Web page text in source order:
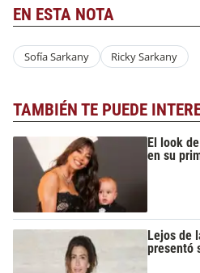
EN ESTA NOTA
Sofía Sarkany Ricky Sarkany
TAMBIÉN TE PUEDE
El look
en su
Lejos de
presentó